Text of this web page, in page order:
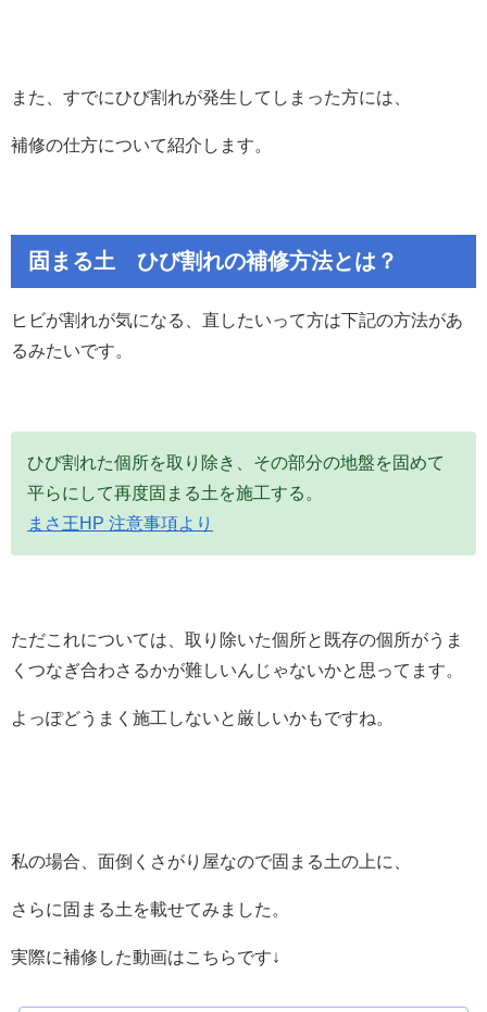
また、すでにひび割れが発生してしまった方には、
補修の仕方について紹介します。
固まる土 ひび割れの補修方法とは？
ヒビが割れが気になる、直したいって方は下記の方法があ
るみたいです。
ひび割れた個所を取り除き、その部分の地盤を固めて
平らにして再度固まる土を施工する。
まさ王HP 注意事項より
ただこれについては、取り除いた個所と既存の個所がうま
くつなぎ合わさるかが難しいんじゃないかと思ってます。
よっぽどうまく施工しないと厳しいかもですね。
私の場合、面倒くさがり屋なので固まる土の上に、
さらに固まる土を載せてみました。
実際に補修した動画はこちらです↓